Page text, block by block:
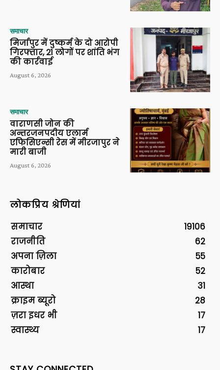
समाचार
मिर्जापुर में दुष्कर्म के दो आरोपी
गिरफ्तार, 21 लोगों पर शांति भंग
की कार्रवाई
August 6, 2026
समाचार
वाराणसी जोन की
अन्तरजनपदीय एलार्म
एफिसिएन्सी रेस में मीरजापुर ने
मारी बाजी
August 6, 2026
लोकप्रिय श्रेणियां
समाचार
19106
राजनीति
62
अपना ज़िला
55
कारोबार
52
आस्था
31
क्राइम ब्यूरो
28
ज़रा इधर भी
17
स्वास्थ्य
17